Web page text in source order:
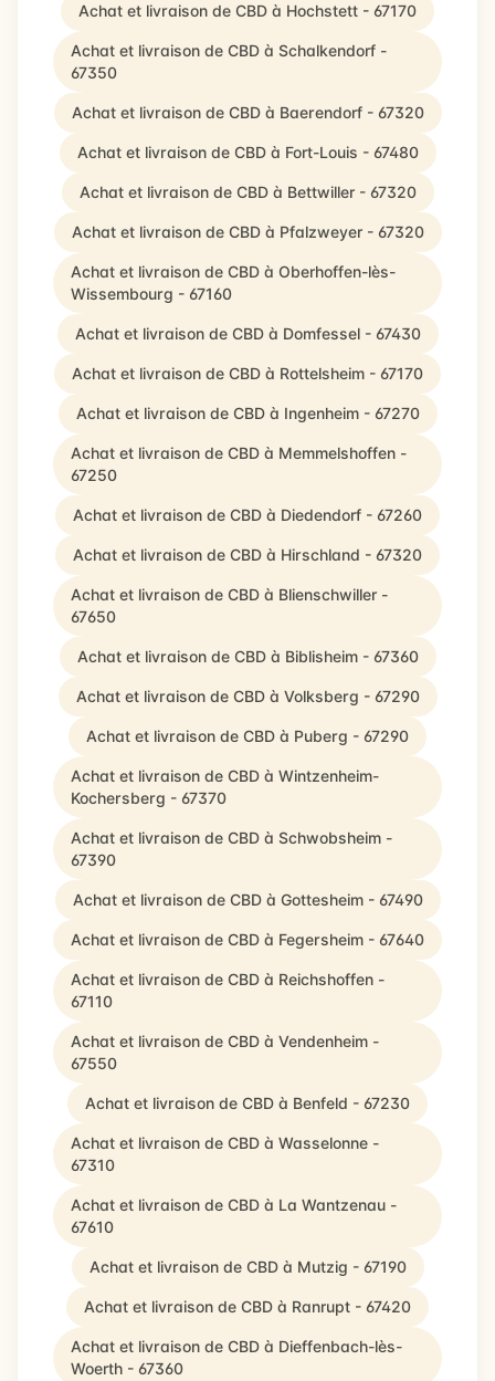
Achat et livraison de CBD à Hochstett - 67170
Achat et livraison de CBD à Schalkendorf -
67350
Achat et livraison de CBD à Baerendorf - 67320
Achat et livraison de CBD à Fort-Louis - 67480
Achat et livraison de CBD à Bettwiller - 67320
Achat et livraison de CBD à Pfalzweyer - 67320
Achat et livraison de CBD à Oberhoffen-lès-
Wissembourg - 67160
Achat et livraison de CBD à Domfessel - 67430
Achat et livraison de CBD à Rottelsheim - 67170
Achat et livraison de CBD à Ingenheim - 67270
Achat et livraison de CBD à Memmelshoffen -
67250
Achat et livraison de CBD à Diedendorf - 67260
Achat et livraison de CBD à Hirschland - 67320
Achat et livraison de CBD à Blienschwiller -
67650
Achat et livraison de CBD à Biblisheim - 67360
Achat et livraison de CBD à Volksberg - 67290
Achat et livraison de CBD à Puberg - 67290
Achat et livraison de CBD à Wintzenheim-
Kochersberg - 67370
Achat et livraison de CBD à Schwobsheim -
67390
Achat et livraison de CBD à Gottesheim - 67490
Achat et livraison de CBD à Fegersheim - 67640
Achat et livraison de CBD à Reichshoffen -
67110
Achat et livraison de CBD à Vendenheim -
67550
Achat et livraison de CBD à Benfeld - 67230
Achat et livraison de CBD à Wasselonne -
67310
Achat et livraison de CBD à La Wantzenau -
67610
Achat et livraison de CBD à Mutzig - 67190
Achat et livraison de CBD à Ranrupt - 67420
Achat et livraison de CBD à Dieffenbach-lès-
Woerth - 67360